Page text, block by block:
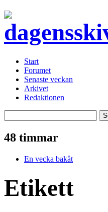
Start
Forumet
Senaste veckan
Arkivet
Redaktionen
48 timmar
En vecka bakåt
Etikett